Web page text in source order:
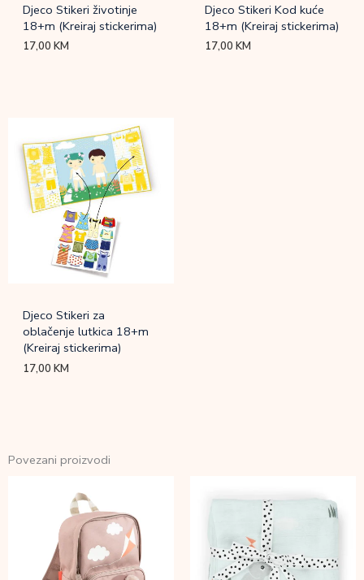
Djeco Stikeri životinje
18+m (Kreiraj stickerima)
17,00KM
Djeco Stikeri Kod kuće
18+m (Kreiraj stickerima)
17,00KM
Djeco Stikeri za
oblačenje lutkica 18+m
(Kreiraj stickerima)
17,00KM
Povezani proizvodi